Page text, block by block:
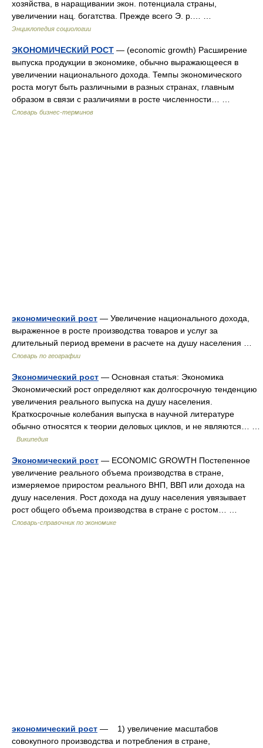
хозяйства, в наращивании экон. потенциала страны,
увеличении нац. богатства. Прежде всего Э. р.… …
Энциклопедия социологии
ЭКОНОМИЧЕСКИЙ РОСТ — (economic growth) Расширение
выпуска продукции в экономике, обычно выражающееся в
увеличении национального дохода. Темпы экономического
роста могут быть различными в разных странах, главным
образом в связи с различиями в росте численности… …
Словарь бизнес-терминов
экономический рост — Увеличение национального дохода,
выраженное в росте производства товаров и услуг за
длительный период времени в расчете на душу населения …
Словарь по географии
Экономический рост — Основная статья: Экономика
Экономический рост определяют как долгосрочную тенденцию
увеличения реального выпуска на душу населения.
Краткосрочные колебания выпуска в научной литературе
обычно относятся к теории деловых циклов, и не являются… …
Википедия
Экономический рост — ECONOMIC GROWTH Постепенное
увеличение реального объема производства в стране,
измеряемое приростом реального ВНП, ВВП или дохода на
душу населения. Рост дохода на душу населения увязывает
рост общего объема производства в стране с ростом… …
Словарь-справочник по экономике
экономический рост — 1) увеличение масштабов
совокупного производства и потребления в стране,